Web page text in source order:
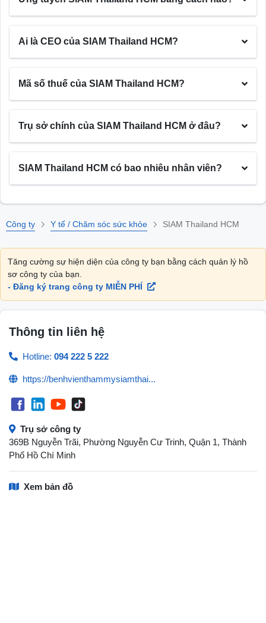
Ai là CEO của SIAM Thailand HCM?
Mã số thuế của SIAM Thailand HCM?
Trụ sở chính của SIAM Thailand HCM ở đâu?
SIAM Thailand HCM có bao nhiêu nhân viên?
Công ty Y tế / Chăm sóc sức khỏe SIAM Thailand HCM
Tăng cường sự hiện diện của công ty bạn bằng cách quản lý hồ
sơ công ty của bạn.
- Đăng ký trang công ty MIỄN PHÍ
Thông tin liên hệ
Hotline: 094 222 5 222
https://benhvienthammysiamthai...
Trụ sở công ty
369B Nguyễn Trãi, Phường Nguyễn Cư Trinh, Quận 1, Thành
Phố Hồ Chí Minh
Xem bản đồ